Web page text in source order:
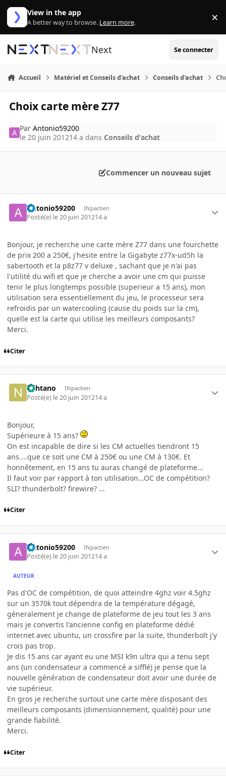
Aller au contenu
View in the app
A better way to browse. Learn more. ×
Next Se connecter
Accueil Matériel et Conseils d'achat Conseils d'achat
Choix carte mère Z77
ParAntonio59200
le 20 juin 201214 a dans Conseils d'achat
Commencer un nouveau sujet
Antonio59200 INpactien
Posté(e) le 20 juin 201214 a
Bonjour, je recherche une carte mère Z77 dans une fourchette
de prix 200 a 250€, j'hesite entre la Gigabyte z77x-ud5h la
sabertooth et la p8z77 v deluxe , sachant que je n'ai pas
l'utilité du wifi et que je cherche a avoir une cm qui puisse
tenir le plus longtemps possible (superieur a 15 ans), mon
utilisation sera essentiellement du jeu, le processeur sera
refroidis par un watercooling (cause du poids sur la cm),
quelle est la carte qui utilise les meilleurs composants?
Merci.
Citer
nahtano INpactien
Posté(e) le 20 juin 201214 a
Bonjour,
Supérieure à 15 ans?
On est incapable de dire si les CM actuelles tiendront 15
ans....que ce soit une CM à 250€ ou une CM à 130€. Et
honnêtement, en 15 ans tu auras changé de plateforme...
Il faut voir par rapport à ton utilisation...OC de compétition?
SLI? thunderbolt? firewire? ...
Citer
Antonio59200 INpactien
Posté(e) le 20 juin 201214 a
AUTEUR
Pas d'OC de compétition, de quoi atteindre 4ghz voir 4.5ghz
sur un 3570k tout dépendra de la température dégagé,
géneralement je change de plateforme de jeu tout les 3 ans
mais je convertis l'ancienne config en plateforme dédié
internet avec ubuntu, un crossfire par la suite, thunderbolt j'y
crois pas trop.
Je dis 15 ans car ayant eu une MSI k9n ultra qui a tenu sept
ans (un condensateur a commencé a sifflé) je pense que la
nouvelle génération de condensateur doit avoir une durée de
vie supérieur.
En gros je recherche surtout une carte mère disposant des
meilleurs composants (dimensionnement, qualité) pour une
grande fiabilité.
Merci.
Citer